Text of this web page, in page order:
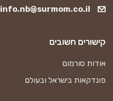
info.nb@surmom.co.il
קישורים חשובים
אודות סורמום
פונדקאות בישראל ובעולם